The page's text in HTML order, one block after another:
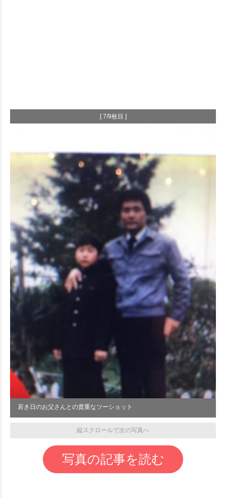
[ 7/9枚目 ]
若き日のお父さんとの貴重なツーショット
縦スクロールで次の写真へ
写真の記事を読む